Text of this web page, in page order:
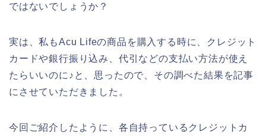
ではないでしょうか？
実は、私もAcu Lifeの商品を購入する時に、クレジット
カードや銀行振り込み、代引などの支払い方法が使え
たらいいのに♪と、思ったので、その調べた結果を記事
にさせていただきました。
今回ご紹介したように、各自持っているクレジットカ